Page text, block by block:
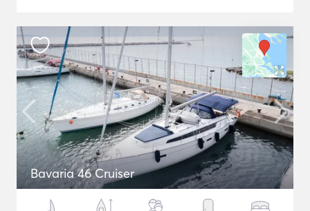
Bavaria 46 Cruiser